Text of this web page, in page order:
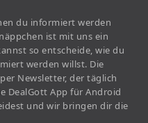
du informiert werden
ist mit uns ein
so entscheide, wie du
werden willst. Die
Newsletter, der täglich
DealGott App für Android
und wir bringen dir die